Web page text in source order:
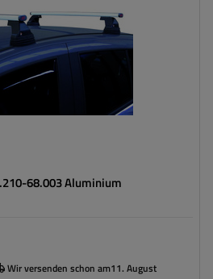
68.003 Aluminium
Wir versenden schon am11. August